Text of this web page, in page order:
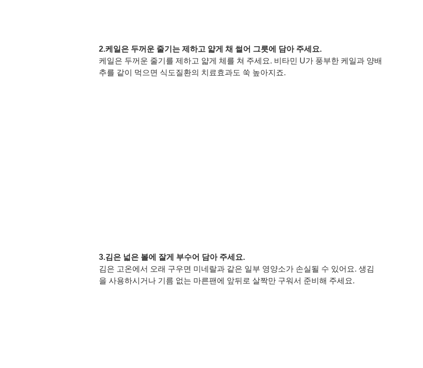
2.케일은 두꺼운 줄기는 제하고 얇게 채 썰어 그릇에 담아 주세요.
케일은 두꺼운 줄기를 제하고 얇게 체를 쳐 주세요. 비타민 U가 풍부한 케일과 양배
추를 같이 먹으면 식도질환의 치료효과도 쑥 높아지죠.
3.김은 넓은 볼에 잘게 부수어 담아 주세요.
김은 고온에서 오래 구우면 미네랄과 같은 일부 영양소가 손실될 수 있어요. 생김
을 사용하시거나 기름 없는 마른팬에 앞뒤로 살짝만 구워서 준비해 주세요.